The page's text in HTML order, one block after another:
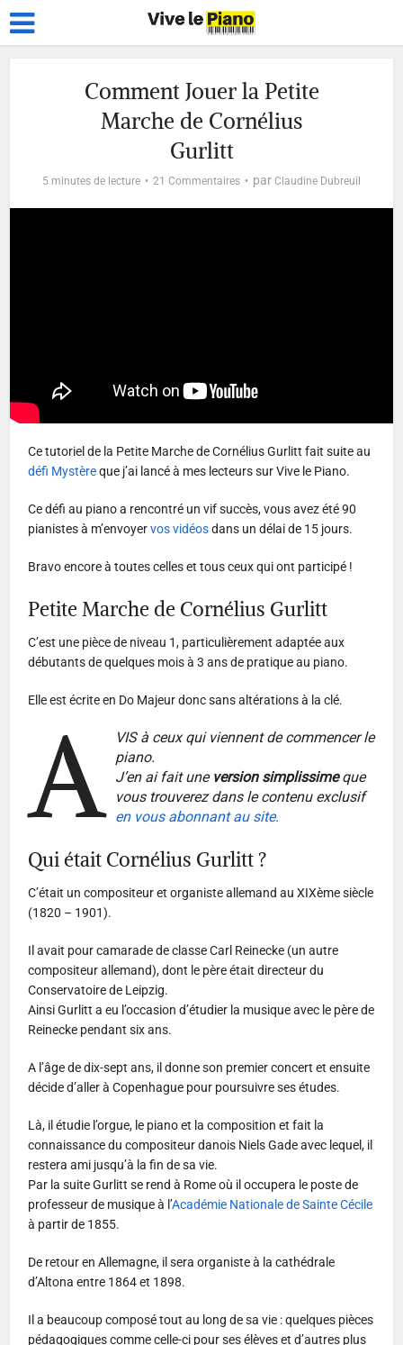
Comment Jouer la Petite
Marche de Cornélius
Gurlitt
5 minutes de lecture 21 Commentaires par Claudine Dubreuil
Ce tutoriel de la Petite Marche de Cornélius Gurlitt fait suite au
défi Mystèreque j’ai lancé à mes lecteurs sur Vive le Piano.
Ce défi au piano a rencontré un vif succès, vous avez été 90
pianistes à m’envoyervos vidéosdans un délai de 15 jours.
Bravo encore à toutes celles et tous ceux qui ont participé !
Petite Marche de Cornélius Gurlitt
C’est une pièce de niveau 1, particulièrement adaptée aux
débutants de quelques mois à 3 ans de pratique au piano.
Elle est écrite en Do Majeur donc sans altérations à la clé.
A
VIS à ceux qui viennent de commencer le
piano.
J’en ai fait une version simplissimeque
vous trouverez dans le contenu exclusif
en vous abonnant au site.
Qui était Cornélius Gurlitt ?
C’était un compositeur et organiste allemand au XIXème siècle
(1820 – 1901).
Il avait pour camarade de classe Carl Reinecke (un autre
compositeur allemand), dont le père était directeur du
Conservatoire de Leipzig.
Ainsi Gurlitt a eu l’occasion d’étudier la musique avec le père de
Reinecke pendant six ans.
A l’âge de dix-sept ans, il donne son premier concert et ensuite
décide d’aller à Copenhague pour poursuivre ses études.
Là, il étudie l’orgue, le piano et la composition et fait la
connaissance du compositeur danois Niels Gade avec lequel, il
restera ami jusqu’à la fin de sa vie.
Par la suite Gurlitt se rend à Rome où il occupera le poste de
professeur de musique à l’Académie Nationale de Sainte Cécile
à partir de 1855.
De retour en Allemagne, il sera organiste à la cathédrale
d’Altona entre 1864 et 1898.
Il a beaucoup composé tout au long de sa vie : quelques pièces
pédagogiques comme celle-ci pour ses élèves et d’autres plus